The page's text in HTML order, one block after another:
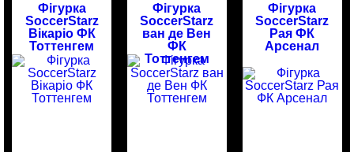
Фігурка
SoccerStarz
Вікаріо ФК
Тоттенгем
Фігурка
SoccerStarz
ван де Вен
ФК
Тоттенгем
Фігурка
SoccerStarz
Рая ФК
Арсенал